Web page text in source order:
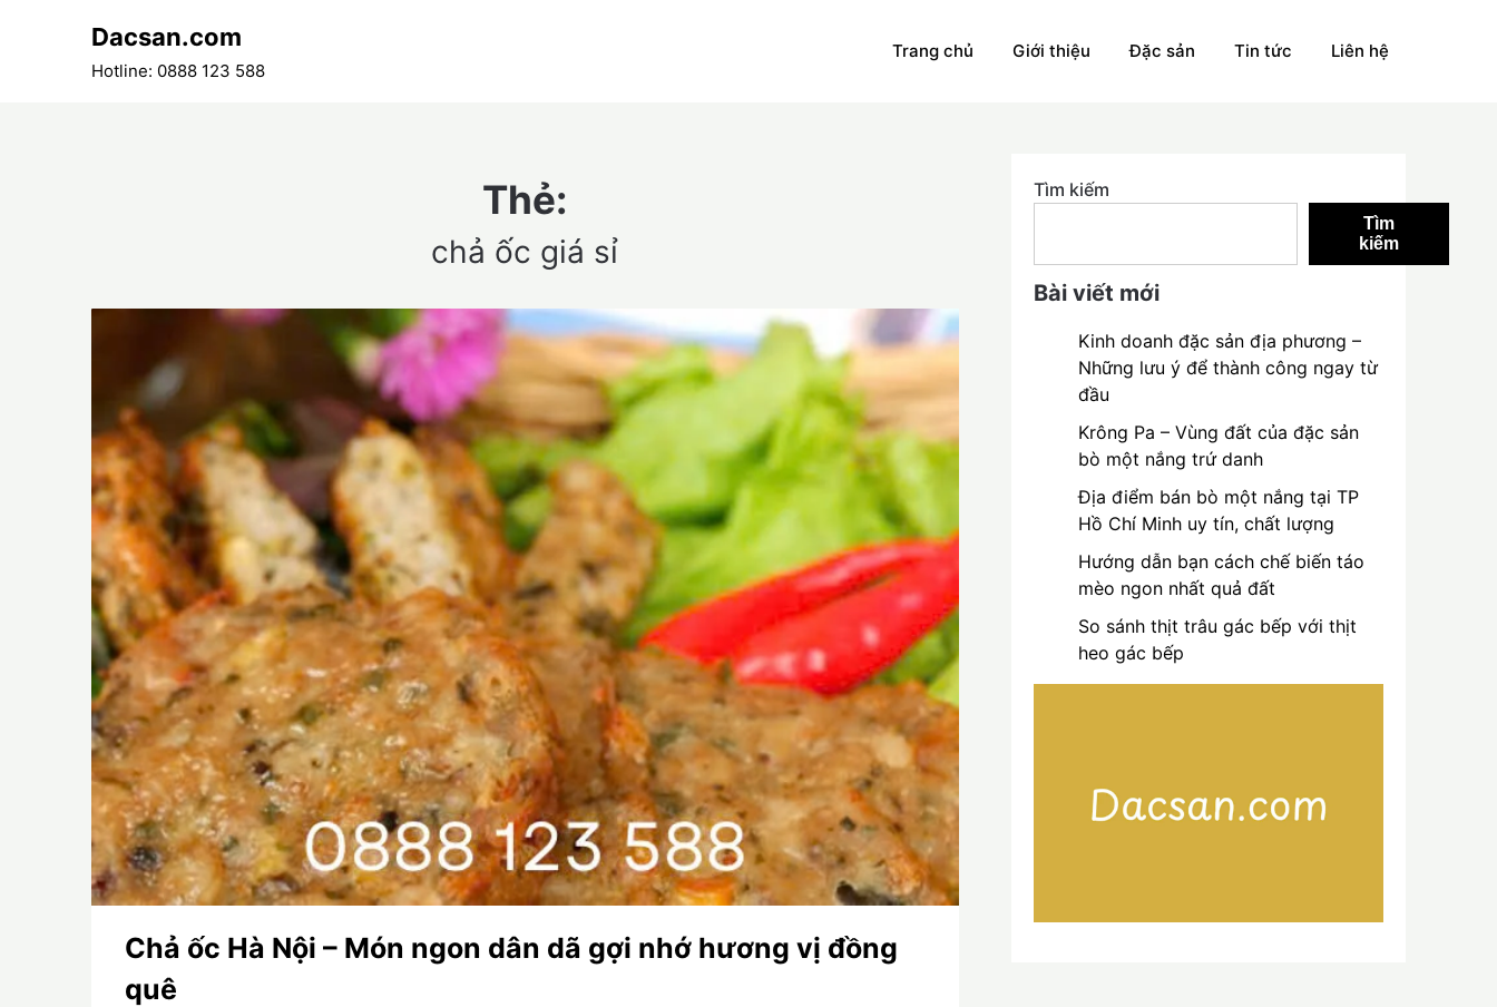
Dacsan.com
Hotline: 0888 123 588
Trang chủ Giới thiệu Đặc sản Tin tức Liên hệ
Thẻ:
chả ốc giá sỉ
Chả ốc Hà Nội – Món ngon dân dã gợi nhớ hương vị đồng
quê
Tìm kiếm
Tìm
kiếm
Bài viết mới
Kinh doanh đặc sản địa phương –
Những lưu ý để thành công ngay từ
đầu
Krông Pa – Vùng đất của đặc sản
bò một nắng trứ danh
Địa điểm bán bò một nắng tại TP
Hồ Chí Minh uy tín, chất lượng
Hướng dẫn bạn cách chế biến táo
mèo ngon nhất quả đất
So sánh thịt trâu gác bếp với thịt
heo gác bếp